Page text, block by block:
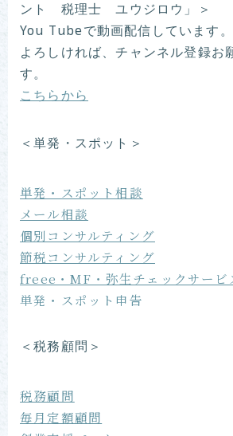
ント 税理士 ユウジロウ」＞
You Tubeで動画配信しています。
よろしければ、チャンネル登録お
す。
こちらから
＜単発・スポット＞
単発・スポット相談
メール相談
個別コンサルティング
節税コンサルティング
freee・MF・弥生チェックサービ
単発・スポット申告
＜税務顧問＞
税務顧問
毎月定額顧問